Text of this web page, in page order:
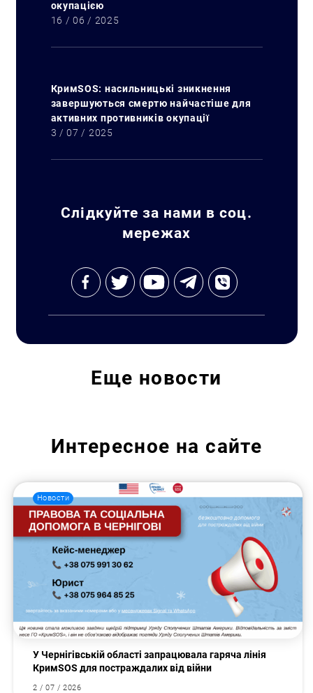
Искать:
окупацією
16 / 06 / 2025
КримSOS: насильницькі зникнення
завершуються смертю найчастіше для
активних противників окупації
3 / 07 / 2025
Слідкуйте за нами в соц.
мережах
Еще новости
Интересное на сайте
Новости
У Чернігівській області запрацювала гаряча лінія
КримSOS для постраждалих від війни
2 / 07 / 2026